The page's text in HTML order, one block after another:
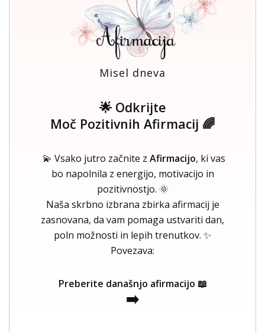
Misel dneva
🌟 Odkrijte
Moč Pozitivnih Afirmacij 🌈
💫 Vsako jutro začnite z Afirmacijo, ki vas
bo napolnila z energijo, motivacijo in
pozitivnostjo. 🌞
Naša skrbno izbrana zbirka afirmacij je
zasnovana, da vam pomaga ustvariti dan,
poln možnosti in lepih trenutkov. ✨
Povezava:
Preberite današnjo afirmacijo 📖
➡️